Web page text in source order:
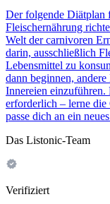
Der folgende Diätplan
Fleischernährung
Welt der carnivoren
darin, ausschließlich
Lebensmittel zu
dann beginnen,
Innereien
erforderlich – lerne die
passe dich an ein
Das Listonic-Team
Verifiziert